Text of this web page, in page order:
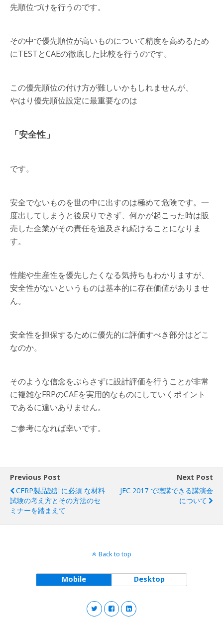
先順位づけを行うのです。
その中で優先順位が高いものについて精度を高めるため
にTESTとCAEの徹底した比較を行うのです。
この優先順位の付け方が難しいかもしれませんが、
やはり優先順位設定に最重要なのは
「安全性」
です。
安全でないものを世の中に出すのは極めて危険です。一
度出してしまうと後戻りできず、何かが起こった時は販
売した企業がその責任を追及され続けることになりま
す。
性能や生産性を優先したくなる気持ちもわかりますが、
安全性がないというものは基本的に存在価値がありませ
ん。
安全性を担保するために優先的に評価すべき部分はどこ
なのか。
そのような信念をぶらさずに設計評価を行うことが非常
に複雑なFRPのCAEを実用的なものにしていくポイント
であるに違いありません。
ご参考になれば幸いです。
Previous Post
CFRP製品設計に必須 な材料
試験の考え方とその方法のセ
ミナーを踏まえて
Next Post
JEC 2017 で聴講できる講演会
について
Back to top
Mobile Desktop